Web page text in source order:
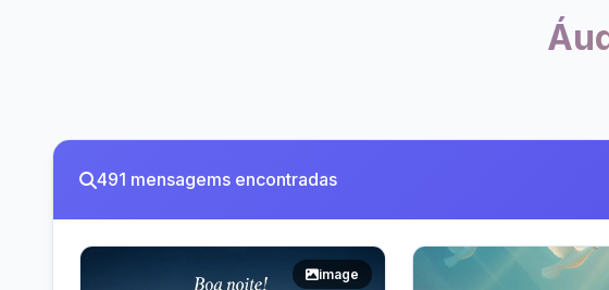
491 mensagems encontradas
image